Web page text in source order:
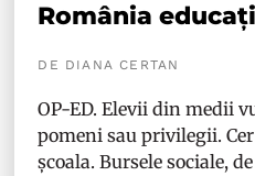
România
DE DIANA CERTAN
OP-ED. Elevii din medii
pomeni sau privilegii.
școala. Bursele sociale,